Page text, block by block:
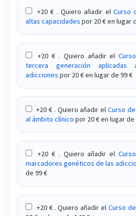
problemas reproductivos
Curso sobre intervención
Curso sobre intervenciones
en terapia de pareja
Curso sobre la adicción a las
Curso sobre la anorexia
Curso sobre la
psicoterapia emocional
Curso sobre la intervención
violaciones en adultos
Curso sobre la
+20 € . Quiero añadir el Curso
altas capacidades por 20 € en lugar
+20 € . Quiero añadir el
tercera generación
adicciones por 20 € en lugar de 99 €
+20 € . Quiero añadir el Curso
al ámbito clínico por 20 € en lugar de
+20 € . Quiero añadir el
marcadores genéticos de las
de 99 €
+20 € . Quiero añadir elCurso